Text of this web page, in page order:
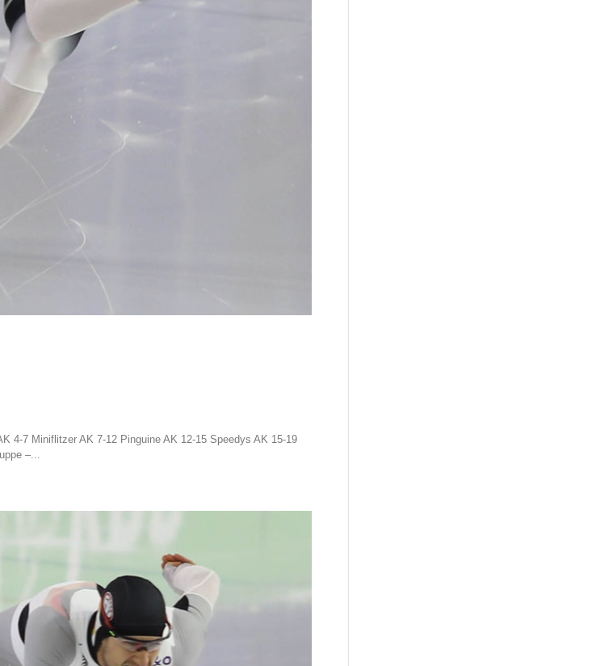
4-7 Miniflitzer AK 7-12 Pinguine AK 12-15 Speedys AK 15-19
–...